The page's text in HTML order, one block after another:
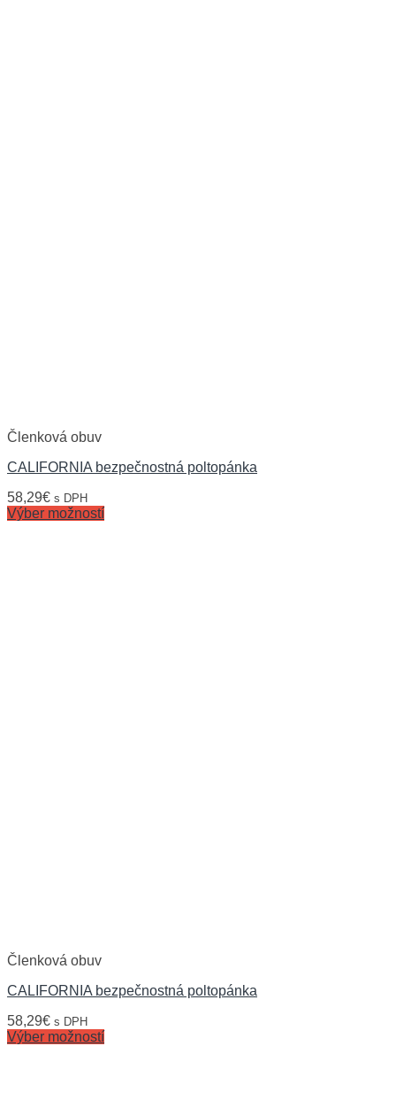
Členková obuv
CALIFORNIA bezpečnostná poltopánka
58,29€ s DPH
Výber možností
Členková obuv
CALIFORNIA bezpečnostná poltopánka
58,29€ s DPH
Výber možností